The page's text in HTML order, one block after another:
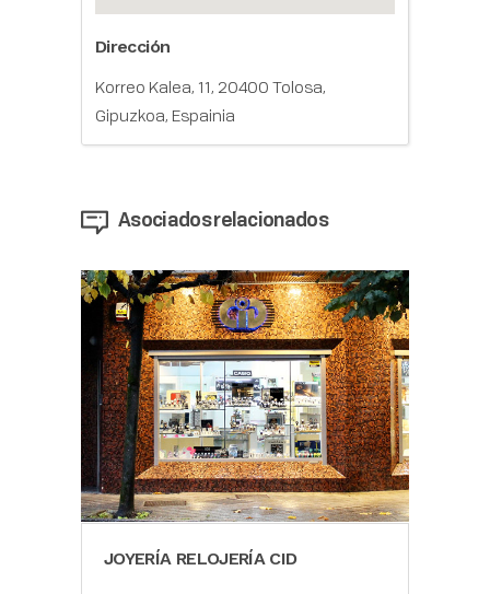
Dirección
Korreo Kalea, 11, 20400 Tolosa,
Gipuzkoa, Espainia
Asociados relacionados
JOYERÍA RELOJERÍA CID